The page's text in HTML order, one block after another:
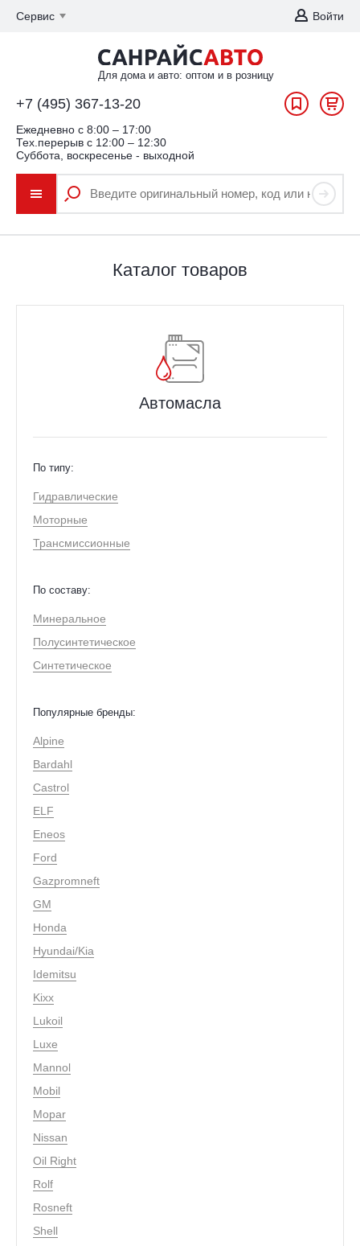
Сервис Войти
Для дома и авто: оптом и в розницу
+7 (495) 367-13-20
Ежедневно c 8:00 – 17:00
Тех.перерыв с 12:00 – 12:30
Суббота, воскресенье - выходной
Каталог товаров
Автомасла
По типу:
Гидравлические
Моторные
Трансмиссионные
По составу:
Минеральное
Полусинтетическое
Синтетическое
Популярные бренды:
Alpine
Bardahl
Castrol
ELF
Eneos
Ford
Gazpromneft
GM
Honda
Hyundai/Kia
Idemitsu
Kixx
Lukoil
Luxe
Mannol
Mobil
Mopar
Nissan
Oil Right
Rolf
Rosneft
Shell